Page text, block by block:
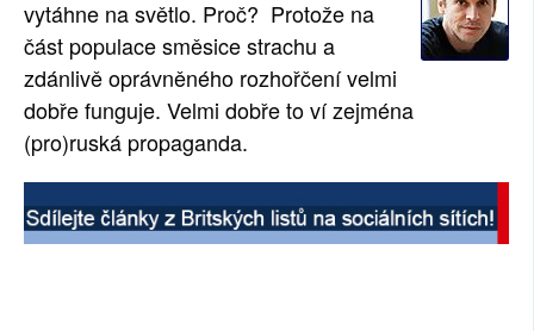
vytáhne na světlo. Proč?  Protože na
část populace směsice strachu a
zdánlivě oprávněného rozhořčení velmi
dobře funguje. Velmi dobře to ví zejména
(pro)ruská propaganda.